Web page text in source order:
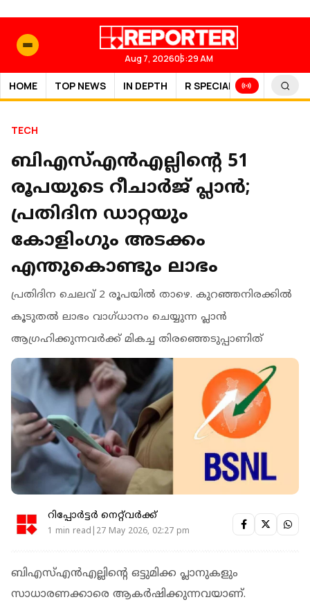
Aug 7, 202605:29 AM
HOME TOP NEWS IN DEPTH R SPECIAL SPORTS
TECH
ബിഎസ്എന്‍എല്ലിന്റെ 51
രൂപയുടെ റീചാര്‍ജ് പ്ലാന്‍;
പ്രതിദിന ഡാറ്റയും
കോളിംഗും അടക്കം
എന്തുകൊണ്ടും ലാഭം
പ്രതിദിന ചെലവ് 2 രൂപയില്‍ താഴെ. കുറഞ്ഞനിരക്കില്‍
കൂടുതല്‍ ലാഭം വാഗ്ധാനം ചെയ്യുന്ന പ്ലാന്‍
ആഗ്രഹിക്കുന്നവര്‍ക്ക് മികച്ച തിരഞ്ഞെടുപ്പാണിത്
റിപ്പോർട്ടർ നെറ്റ്‌വര്‍ക്ക്‌
1 min read|27 May 2026, 02:27 pm
ബിഎസ്എന്‍എല്ലിന്റെ ഒട്ടുമിക്ക പ്ലാനുകളും
സാധാരണക്കാരെ ആകര്‍ഷിക്കുന്നവയാണ്.